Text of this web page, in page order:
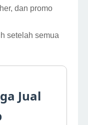
dan promo
setelah semua
Jual